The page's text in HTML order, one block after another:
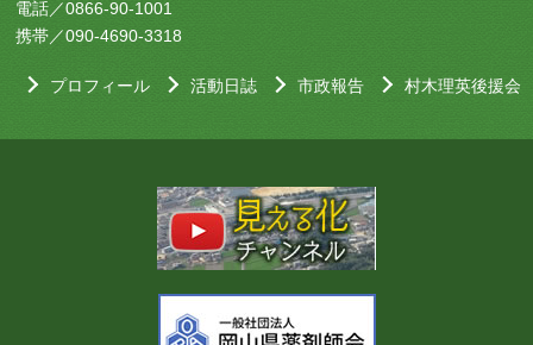
電話／0866-90-1001
携帯／090-4690-3318
プロフィール 活動日誌 市政報告 村木理英後援会